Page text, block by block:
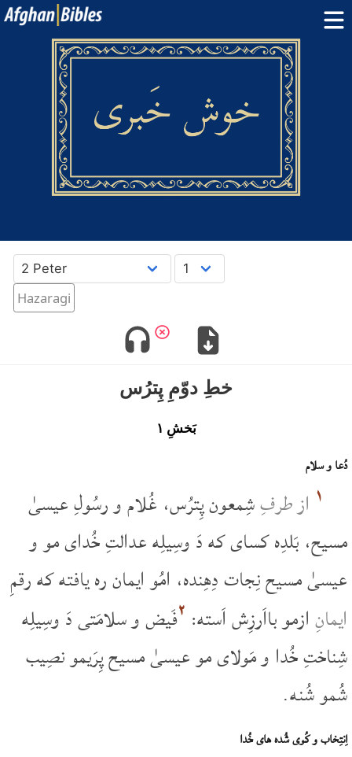
Home
Pashto Bibles
Others: Balochi Hazaragi Turkmen
Hazaragi
خطِ دوّمِ پِترُس
بَخشِ ۱
دُعا و سلام
۱ از طرفِشِمعون پِترُس، غُلام و رسُولِ عیسیٰ
مسیح، بَلدِه کسای که دَ وسِیلِه عدالتِ خُدای مو و
عیسیٰ مسیح نِجات دِهِنده، امُو ایمان ره یافته که رقمِ
ایمانِازمو بااَرزِش اَسته: ۲فَیض و سلامَتی دَ وسِیلِه
شِناختِ خُدا و مَولای مو عیسیٰ مسیح پِرَیمو نصِیب
شُمو شُنه.
اِنتِخاب و کُوی شُده های خُدا